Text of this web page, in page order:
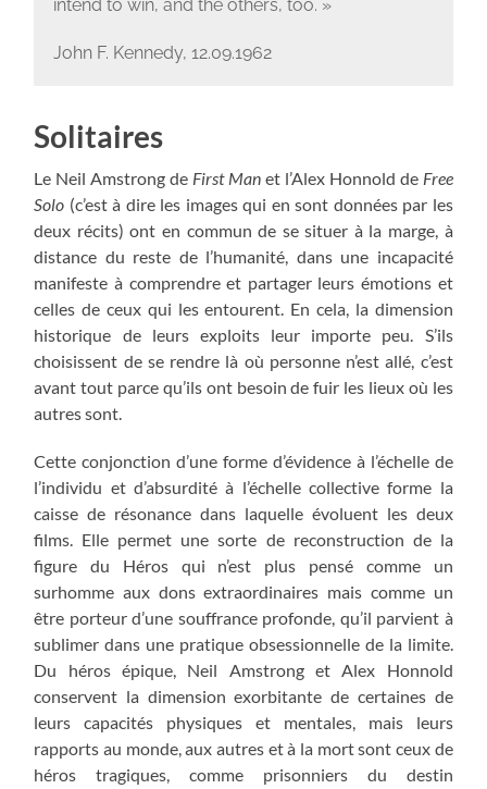
intend to win, and the others, too. »
John F. Kennedy, 12.09.1962
Solitaires
Le Neil Amstrong de First Man et l’Alex Honnold de Free
Solo (c’est à dire les images qui en sont données par les
deux récits) ont en commun de se situer à la marge, à
distance du reste de l’humanité, dans une incapacité
manifeste à comprendre et partager leurs émotions et
celles de ceux qui les entourent. En cela, la dimension
historique de leurs exploits leur importe peu. S’ils
choisissent de se rendre là où personne n’est allé, c’est
avant tout parce qu’ils ont besoin de fuir les lieux où les
autres sont.
Cette conjonction d’une forme d’évidence à l’échelle de
l’individu et d’absurdité à l’échelle collective forme la
caisse de résonance dans laquelle évoluent les deux
films. Elle permet une sorte de reconstruction de la
figure du Héros qui n’est plus pensé comme un
surhomme aux dons extraordinaires mais comme un
être porteur d’une souffrance profonde, qu’il parvient à
sublimer dans une pratique obsessionnelle de la limite.
Du héros épique, Neil Amstrong et Alex Honnold
conservent la dimension exorbitante de certaines de
leurs capacités physiques et mentales, mais leurs
rapports au monde, aux autres et à la mort sont ceux de
héros tragiques, comme prisonniers du destin